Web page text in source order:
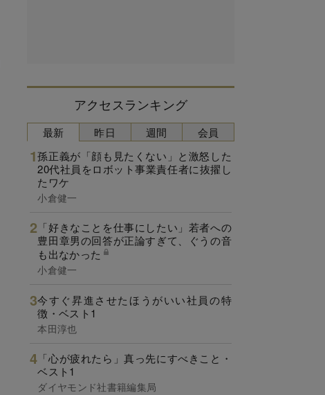
アクセスランキング
最新
孫正義が「顔も見たくない」と激怒した
20代社員をロボット事業責任者に抜擢し
たワケ
小倉健一
「好きなことを仕事にしたい」若者への
豊田章男の回答が正論すぎて、ぐうの音
も出なかった
小倉健一
今すぐ昇進させたほうがいい社員の特
徴・ベスト1
本田淳也
「心が疲れたら」真っ先にすべきこと・
ベスト1
ダイヤモンド社書籍編集局
昨日 週間 会員